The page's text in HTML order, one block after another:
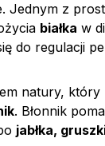
Jednym z
białka w
do regulacji
natury,
. Błonnik
jabłka,